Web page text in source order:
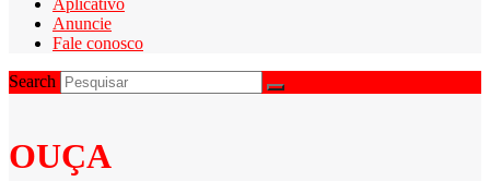
Anuncie
Fale conosco
Search
OUÇA